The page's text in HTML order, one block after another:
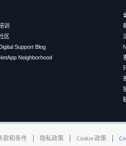
训
区
Digital Support Blog
Neighborhood
款和条件 隐私政策 Cookie 政策